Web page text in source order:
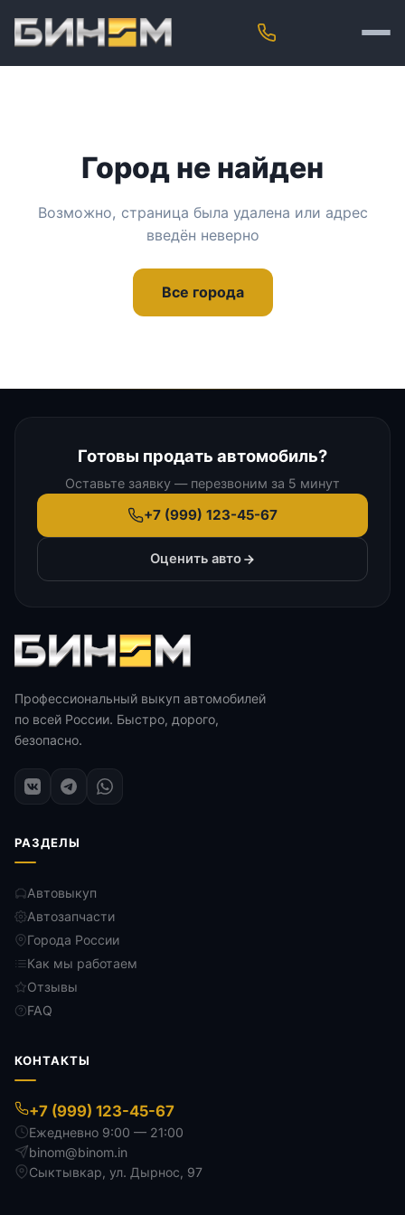
Город не найден
Возможно, страница была удалена или адрес
введён неверно
Все города
Готовы продать автомобиль?
Оставьте заявку — перезвоним за 5 минут
+7 (999) 123-45-67
Оценить авто
Профессиональный выкуп автомобилей
по всей России. Быстро, дорого,
безопасно.
РАЗДЕЛЫ
Автовыкуп
Автозапчасти
Города России
Как мы работаем
Отзывы
FAQ
КОНТАКТЫ
+7 (999) 123-45-67
Ежедневно 9:00 — 21:00
binom@binom.in
Сыктывкар, ул. Дырнос, 97